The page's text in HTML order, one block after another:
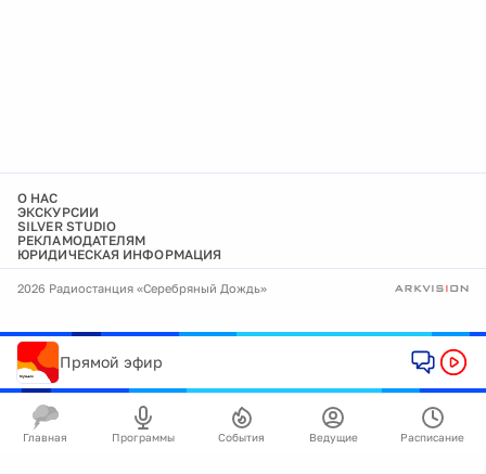
О НАС
ЭКСКУРСИИ
SILVER STUDIO
РЕКЛАМОДАТЕЛЯМ
ЮРИДИЧЕСКАЯ ИНФОРМАЦИЯ
2026 Радиостанция «Серебряный Дождь»
Прямой эфир
Главная Программы События Ведущие Расписание